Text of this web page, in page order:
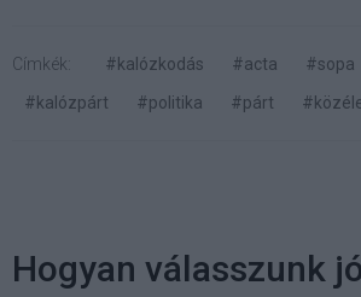
Címkék: #kalózkodás #acta #sopa
#kalózpárt
#politika #párt
Hogyan válasszunk